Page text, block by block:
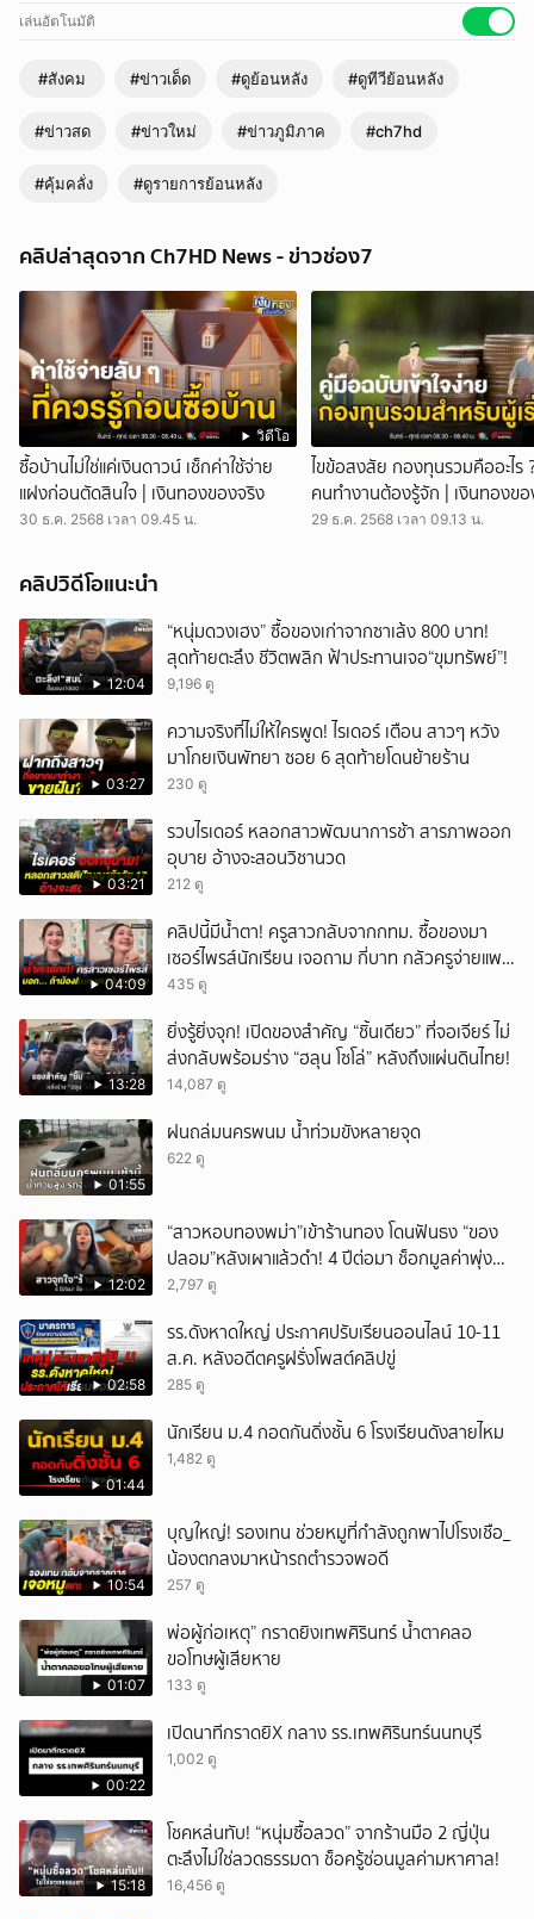
ข่าวเย็นประเด็นร้อน - คลั่ง ! หนุ่มเมียนมาเครียดจัด คิดถึงบ้าน คว้าเท้าถีบตู้
ของคืนที่ผ่านมา ในพื้นที่อำเภอบางปะกง จังหวัดฉะเชิงเทรา เมื่อชายชาว
เมียนมาคนหนึ่ง ซึ่งมีอาการเครียดจัดจากการคิดถึงบ้าน ได้ก่อเหตุทำลาย
ทรัพย์สิน ด้วยการใช้เท้าถีบทำลายตู้เอทีเอ็มของธนาคารแห่งหนึ่งจนได้รับ
ความเสียหายอย่างหนัก อย่างไรก็ตาม โชคดีที่เงินสดภายในตู้ยังคงอยู่ครบ
ถ้วนภาพจากกล้องวงจรปิดบริเวณหน้าร้านสะดวกซื้อที่ตั้งตู้เอทีเอ็ม สามารถ
บันทึกเหตุการณ์ไว้ได้อย่างชัดเจน โดยเป็นภาพชายชาวเมียนมา สวมเพียง
กางเกงขาสั้น ไม่สวมเสื้อ กำลังเดินวนเวียนอยู่หน้าตู้ ก่อนจะยกเท้าถีบเข้าใส่
ตู้เอทีเอ็มอย่างบ้าคลั่งหลายครั้งติดต่อกัน เสียงดังสนั่นหวั่นไหว จนตัวตู้และ
แผงควบคุมได้รับความเสียหายอย่างหนัก โดยเหตุการณ์ดังกล่าวเกิดขึ้น
ประมาณ 02.00 น. ของวันเดียวกัน ต่อมาในช่วงเช้า พนักงานธนาคารที่เข้า
เข้ามาตรวจสอบเบื้องต้น เจ้าหน้าที่ตำรวจได้เข้าตรวจสอบที่เกิดเหตุ พร้อม
ทั้งประสานเจ้าหน้าที่กองพิสูจน์หลักฐานเข้าเก็บลายนิ้วมือแฝง รวมถึงตรวจ
สอบร่องรอยอื่นๆ โดยเฉพาะคราบเลือดที่พบ ณ จุดเกิดเหตุ ซึ่งคาดว่าอาจ
เกิดจากผู้ก่อเหตุได้รับบาดเจ็บจากการกระทำดังกล่าว จากการสอบสวนของ
เจ้าหน้าที่สายตรวจ ทราบว่าก่อนเกิดเหตุประมาณ 00.30 น. ตำรวจได้พบ
ชายชาวเมียนมาคนดังกล่าวอยู่ในอาการคลุ้มคลั่ง พูดจาไม่รู้เรื่อง จึงได้
ควบคุมตัวไว้เพื่อสังเกตอาการแต่ระหว่างที่เจ้าหน้าที่กำลังจะนำตัวส่งโรง
พยาบาลเพื่อประเมินอาการ ชายคนดังกล่าวได้อาศัยจังหวะที่ฝนกำลัง
ตกหนักและอยู่ในความมืด วิ่งหลบหนีการควบคุมของเจ้าหน้าที่ไปได้อย่าง
รวดเร็ว จากการสอบถามข้อมูลเพิ่มเติมกับเจ้าหน้าที่สายตรวจ ทราบว่าชาย
มักจะบ่นคิดถึงบ้านอยู่เป็นประจำ จนแสดงอาการเครียดจัดออกมาด้าน พล
ตำรวจตรี มงคล วงศ์สัตยา ผู้บังคับการตำรวจภูธรจังหวัดฉะเชิงเทรา ได้รับ
รายงานเรื่องดังกล่าวแล้ว และได้สั่งการให้เจ้าหน้าที่ตำรวจชุดสืบสวนเร่ง
เนื่องจากเกรงว่าผู้ก่อเหตุอาจมีอาการทางจิตเวช และอาจก่อเหตุอาละวาด
ทำลายทรัพย์สิน หรือก่ออันตรายอื่น ๆ แก่ประชาชนได้อีก [00:05] ชายชาว
เมียนมาร์ เครียดจัด ถีบทำลาย ตู้เอทีเอ็ม เพราะคิดถึงบ้าน [00:15] ภาพ
วงจรปิด ชัด! หนุ่มเมียนมาร์ ถีบตู้เอทีเอ็ม จนพังในพื้นที่บางปะกง [00:35] ตู้
เอทีเอ็มเสียหาย แต่ เงินยังอยู่ครบ พบเพียงรอยเลือดนอกตู้ [01:00] ตำรวจ
พบชาย คลุ้มคลั่ง พูดไม่รู้เรื่อง ก่อน หลบหนี ระหว่างควบคุมตัว [01:30] ผู้
การฉะเชิงเทราสั่ง เร่งล่าตัว หวั่น ก่อเหตุซ้ำ เหตุคิดถึงบ้าน กดติดตามช่อง
CH7HD News ได้ที่ : https://cutt.ly/YTch7hdnews ติดตามข่าวสารเพิ่ม
เติมได้ที่ : https://news.ch7.com #ข่าวเย็นประเด็นร้อน #ข่าวช่อง7
#CH7HDNEWS ติดตาม CH7HD News และ TERO Digital ได้ที่ :
https://linktr.ee/ch7hdnews_tero
เล่นอัตโนมัติ
#สังคม #ข่าวเด็ด #ดูย้อนหลัง #ดูทีวีย้อนหลัง
#ข่าวสด #ข่าวใหม่ #ข่าวภูมิภาค #ch7hd
#คุ้มคลั่ง #ดูรายการย้อนหลัง
คลิปล่าสุดจาก Ch7HD News - ข่าวช่อง7
วิดีโอ
ซื้อบ้านไม่ใช่แค่เงินดาวน์ เช็กค่าใช้จ่าย
แฝงก่อนตัดสินใจ | เงินทองของจริง
30 ธ.ค. 2568 เวลา 09.45 น.
ไขข้อสงสัย กองทุนรวมคืออะไร
คนทำงานต้องรู้จัก | เงินทองขอ
29 ธ.ค. 2568 เวลา 09.13 น.
คลิปวิดีโอแนะนำ
12:04
“หนุ่มดวงเฮง” ซื้อของเก่าจากซาเล้ง 800 บาท!
สุดท้ายตะลึง ชีวิตพลิก ฟ้าประทานเจอ“ขุมทรัพย์”!
9,196 ดู
03:27
ความจริงที่ไม่ให้ใครพูด! ไรเดอร์ เตือน สาวๆ หวัง
มาโกยเงินพัทยา ซอย 6 สุดท้ายโดนย้ายร้าน
230 ดู
03:21
รวบไรเดอร์ หลอกสาวพัฒนาการช้า สารภาพออก
อุบาย อ้างจะสอนวิชานวด
212 ดู
04:09
คลิปนี้มีน้ำตา! ครูสาวกลับจากกทม. ซื้อของมา
เซอร์ไพรส์นักเรียน เจอถาม กี่บาท กลัวครูจ่ายแพง
w
435 ดู
13:28
ยิ่งรู้ยิ่งจุก! เปิดของสำคัญ “ชิ้นเดียว” ที่จอเจียร์ ไม่
ส่งกลับพร้อมร่าง “ฮลุน โซโล่” หลังถึงแผ่นดินไทย!
14,087 ดู
01:55
ฝนถล่มนครพนม น้ำท่วมขังหลายจุด
622 ดู
12:02
“สาวหอบทองพม่า”เข้าร้านทอง โดนฟันธง “ของ
ปลอม”หลังเผาแล้วดำ! 4 ปีต่อมา ช็อกมูลค่าพุ่ง
มหาศาล!
2,797 ดู
02:58
รร.ดังหาดใหญ่ ประกาศปรับเรียนออนไลน์ 10-11
ส.ค. หลังอดีตครูฝรั่งโพสต์คลิปขู่
285 ดู
01:44
นักเรียน ม.4 กอดกันดิ่งชั้น 6 โรงเรียนดังสายไหม
1,482 ดู
10:54
บุญใหญ่! รองเทน ช่วยหมูที่กำลังถูกพาไปโรงเชือ_
น้องตกลงมาหน้ารถตำรวจพอดี
257 ดู
01:07
พ่อผู้ก่อเหตุ” กราดยิงเทพศิรินทร์ น้ำตาคลอ
ขอโทษผู้เสียหาย
133 ดู
00:22
เปิดนาทีกราดยิX กลาง รร.เทพศิรินทร์นนทบุรี
1,002 ดู
15:18
โชคหล่นทับ! “หนุ่มซื้อลวด” จากร้านมือ 2 ญี่ปุ่น
ตะลึงไม่ใช่ลวดธรรมดา ช็อครู้ซ่อนมูลค่ามหาศาล!
16,456 ดู